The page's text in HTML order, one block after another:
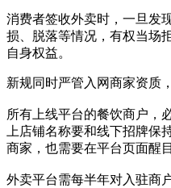
消费者签收外卖时，一旦发
损、脱落等情况，有权当场
自身权益。
新规同时严管入网商家资质
所有上线平台的餐饮商户，
上店铺名称要和线下招牌保
商家，也需要在平台页面醒
外卖平台需每半年对入驻商